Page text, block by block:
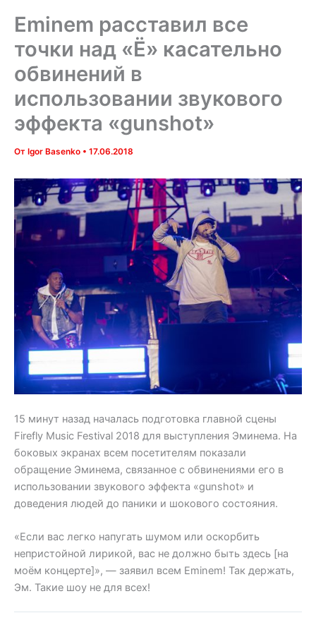
Eminem расставил все
точки над «Ё» касательно
обвинений в
использовании звукового
эффекта «gunshot»
От Igor Basenko • 17.06.2018
15 минут назад началась подготовка главной сцены
Firefly Music Festival 2018 для выступления Эминема. На
боковых экранах всем посетителям показали
обращение Эминема, связанное с обвинениями его в
использовании звукового эффекта «gunshot» и
доведения людей до паники и шокового состояния.
«Если вас легко напугать шумом или оскорбить
непристойной лирикой, вас не должно быть здесь [на
моём концерте]», — заявил всем Eminem! Так держать,
Эм. Такие шоу не для всех!